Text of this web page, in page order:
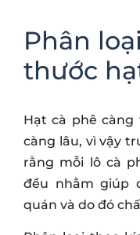
Phân
thước
Hạt cà phê
càng lâu, vì vậy
rằng mỗi lô cà
đều nhằm giúp
quán và do đó